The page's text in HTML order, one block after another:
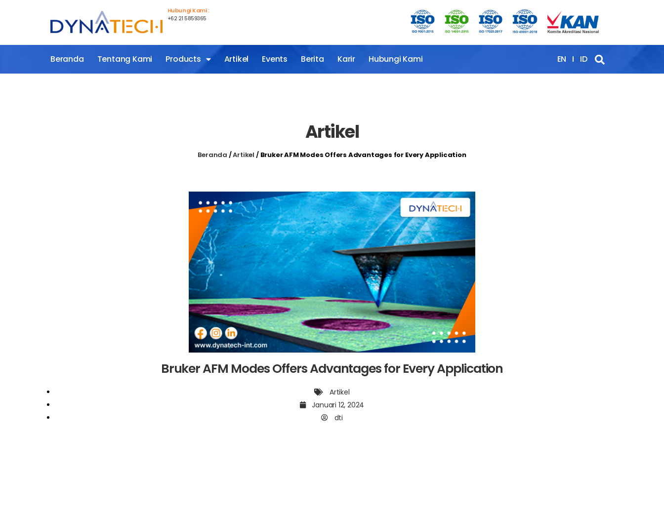
Hubungi Kami :
+62 21 5859365
Beranda Tentang Kami Products Artikel Events Berita Karir Hubungi Kami EN ID
Artikel
Beranda /Artikel / Bruker AFM Modes Offers Advantages for Every Application
Bruker AFM Modes Offers Advantages for Every Application
Artikel
Januari 12, 2024
dti